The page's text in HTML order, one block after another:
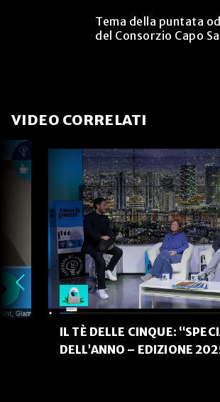
Tema della puntata
del Consorzio Capo
VIDEO CORRELATI
IL TÈ DELLE CINQUE:
DELL’ANNO – EDIZIONE